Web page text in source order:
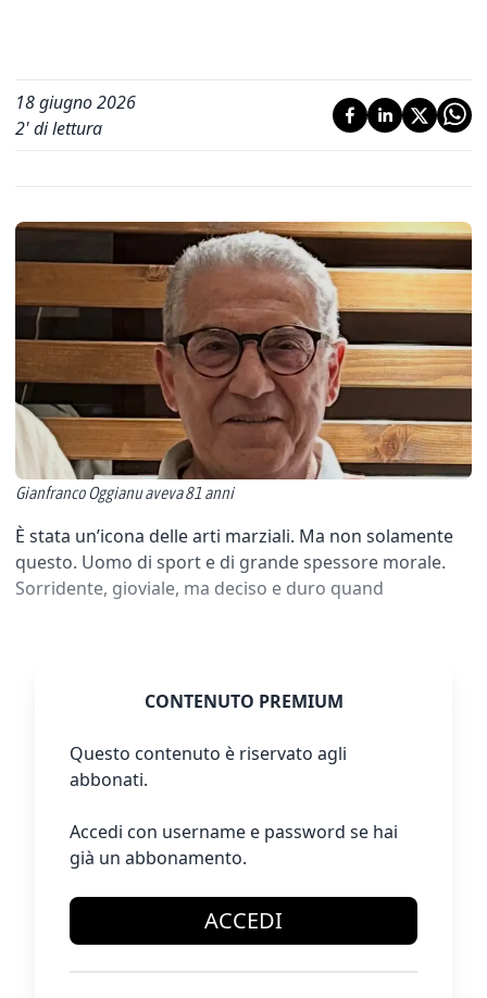
18 giugno 2026
2' di lettura
Gianfranco Oggianu aveva 81 anni
È stata un’icona delle arti marziali. Ma non solamente
questo. Uomo di sport e di grande spessore morale.
Sorridente, gioviale, ma deciso e duro quand
CONTENUTO PREMIUM
Questo contenuto è riservato agli
abbonati.
Accedi con username e password se hai
già un abbonamento.
ACCEDI